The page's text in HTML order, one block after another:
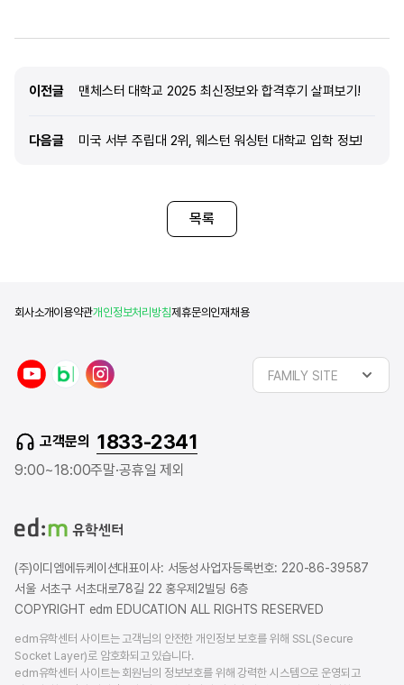
이전글 이전글
맨체스터 대학교 2025 최신정보와 합격후기 살펴보기!
다음글 다음글
미국 서부 주립대 2위, 웨스턴 워싱턴 대학교 입학 정보!
목록
회사소개이용약관개인정보처리방침제휴문의 인재채용
u
n
a
r
l
a
FAMILY SITE
고객문의 1833-2341
9:00~18:00주말·공휴일 제외
(주)이디엠에듀케이션대표이사: 서동성사업자등록번호: 220-86-39587
서울 서초구 서초대로78길 22 홍우제2빌딩 6층
COPYRIGHT edm EDUCATION ALL RIGHTS RESERVED
edm유학센터 사이트는 고객님의 안전한 개인정보 보호를 위해 SSL(Secure
Socket Layer)로 암호화되고 있습니다.
edm유학센터 사이트는 회원님의 정보보호를 위해 강력한 시스템으로 운영되고